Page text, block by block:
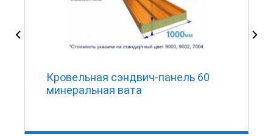
Кровельная сэндвич-панель 60
минеральная вата